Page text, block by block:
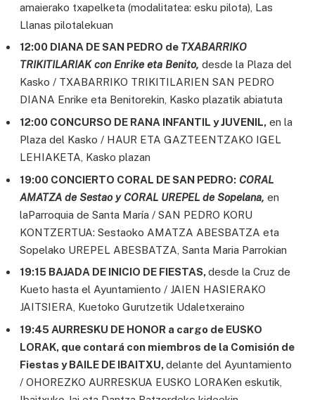
amaierako txapelketa (modalitatea: esku pilota), Las
Llanas pilotalekuan
12:00 DIANA DE SAN PEDRO de TXABARRIKO
TRIKITILARIAK con Enrike eta Benito, desde la Plaza del
Kasko / TXABARRIKO TRIKITILARIEN SAN PEDRO
DIANA Enrike eta Benitorekin, Kasko plazatik abiatuta
12:00 CONCURSO DE RANA INFANTIL y JUVENIL, en la
Plaza del Kasko / HAUR ETA GAZTEENTZAKO IGEL
LEHIAKETA, Kasko plazan
19:00 CONCIERTO CORAL DE SAN PEDRO: CORAL
AMATZA de Sestao y CORAL UREPEL de Sopelana, en
laParroquia de Santa María / SAN PEDRO KORU
KONTZERTUA: Sestaoko AMATZA ABESBATZA eta
Sopelako UREPEL ABESBATZA, Santa Maria Parrokian
19:15 BAJADA DE INICIO DE FIESTAS,desde la Cruz de
Kueto hasta el Ayuntamiento / JAIEN HASIERAKO
JAITSIERA, Kuetoko Gurutzetik Udaletxeraino
19:45 AURRESKU DE HONOR a cargo de EUSKO
LORAK, que contará con miembros de la Comisión de
Fiestas y BAILE DE IBAITXU,delante del Ayuntamiento
/ OHOREZKO AURRESKUA EUSKO LORAKen eskutik,